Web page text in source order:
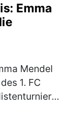
Emma
Mendel
1. FC